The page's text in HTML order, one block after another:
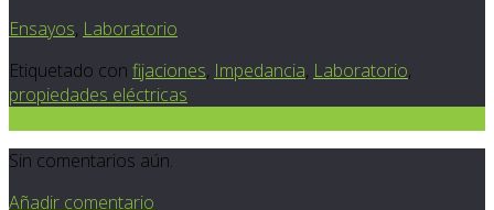
Ensayos, Laboratorio
Etiquetado con fijaciones, Impedancia, Laboratorio,
propiedades eléctricas
Sin comentarios aún.
Añadir comentario